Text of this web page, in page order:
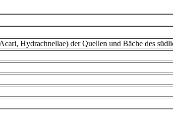
Hydrachnellae) der Quellen und Bäche des